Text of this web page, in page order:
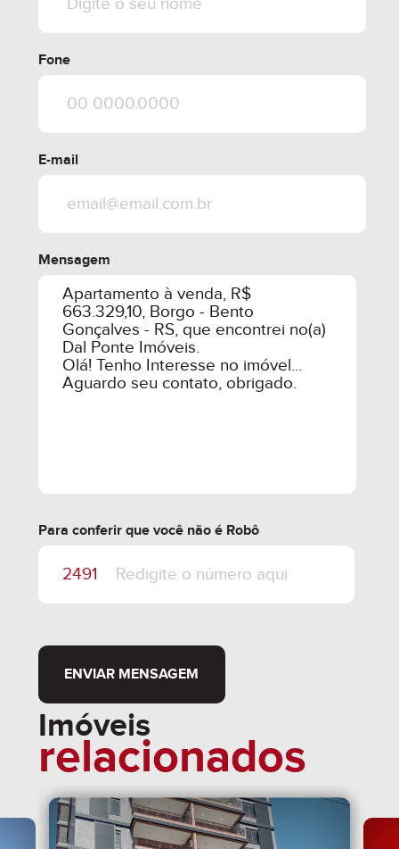
Fone
E-mail
Mensagem
Para conferir que você não é Robô
ENVIAR MENSAGEM
Imóveis
relacionados